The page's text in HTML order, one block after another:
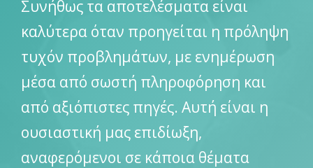
Συνήθως τα αποτελέσματα είναι
καλύτερα όταν προηγείται η πρόληψη
τυχόν προβλημάτων, με ενημέρωση
μέσα από σωστή πληροφόρηση και
από αξιόπιστες πηγές. Αυτή είναι η
ουσιαστική μας επιδίωξη,
αναφερόμενοι σε κάποια θέματα